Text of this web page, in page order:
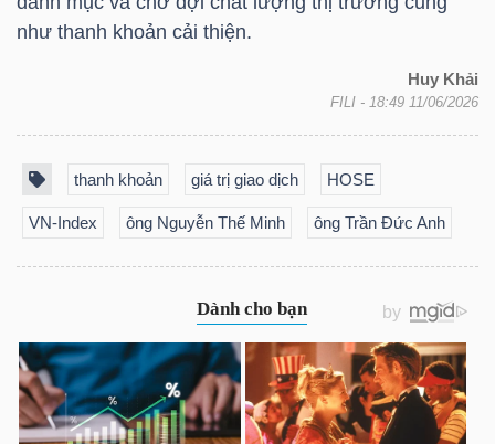
như thanh khoản cải thiện.
Huy Khải
FILI - 18:49 11/06/2026
thanh khoản giá trị giao dịch HOSE
VN-Index ông Nguyễn Thế Minh ông Trần Đức Anh
YẾU
DÙNG
CHĂM
SÓC
SỨC